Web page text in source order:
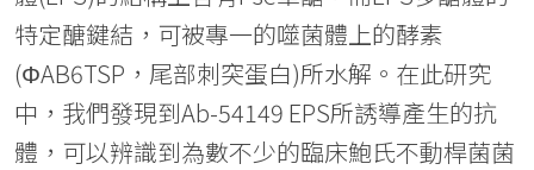
特定醣鍵結，可被專一的噬菌體上的酵素
(ΦAB6TSP，尾部刺突蛋白)所水解。在此研究
中，我們發現到Ab-54149 EPS所誘導產生的抗
體，可以辨識到為數不少的臨床鮑氏不動桿菌菌